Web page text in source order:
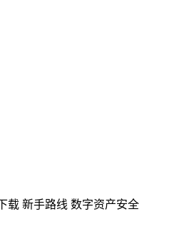
载 新手路线 数字资产安全